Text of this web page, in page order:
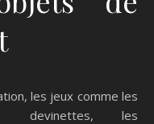
les jeux comme les
les